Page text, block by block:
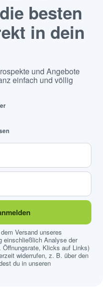
besten
in dein
und Angebote
einfach und völlig
Versand unseres
einschließlich Analyse der
Klicks auf Links)
widerrufen, z. B. über den
du in unseren